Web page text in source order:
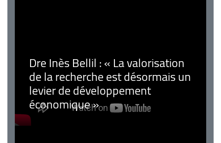
Dre Inès Bellil : « La valorisation
de la recherche est désormais un
levier de développement
économique »